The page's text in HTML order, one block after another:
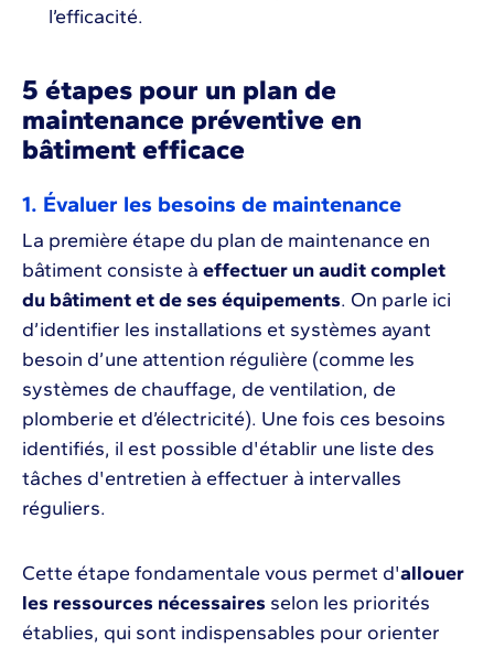
l’efficacité.
5 étapes pour un plan de
maintenance préventive en
bâtiment efficace
1. Évaluer les besoins de maintenance
La première étape du plan de maintenance en
bâtiment consiste à effectuer un audit complet
du bâtiment et de ses équipements. On parle ici
d’identifier les installations et systèmes ayant
besoin d’une attention régulière (comme les
systèmes de chauffage, de ventilation, de
plomberie et d’électricité). Une fois ces besoins
identifiés, il est possible d'établir une liste des
tâches d'entretien à effectuer à intervalles
réguliers.
Cette étape fondamentale vous permet d'allouer
les ressources nécessaires selon les priorités
établies, qui sont indispensables pour orienter